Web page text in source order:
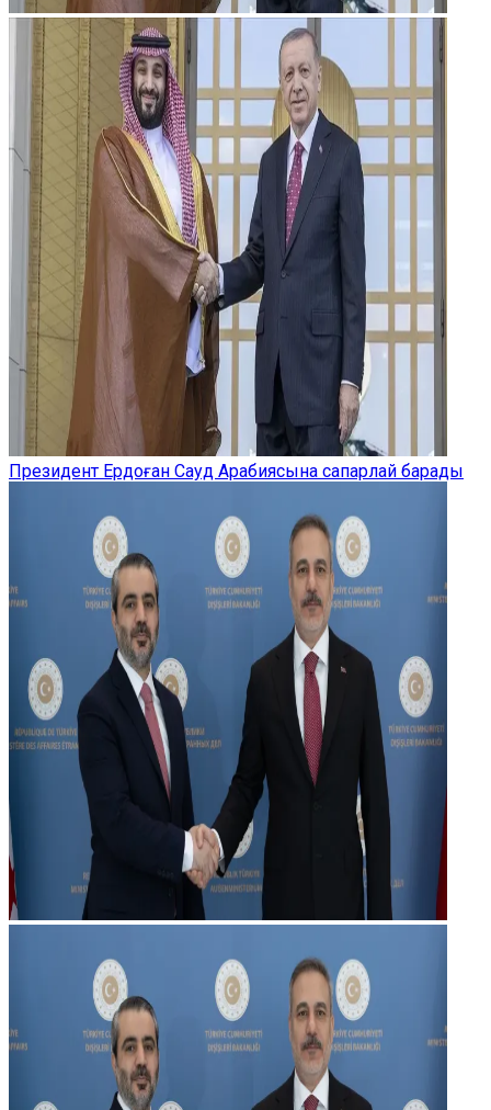
Президент Ердоған Сауд Арабиясына сапарлай барады